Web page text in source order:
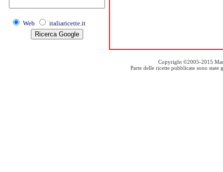
Web italiaricette.it
Copyright ©2005-2015
Parte delle ricette pubblicate sono state